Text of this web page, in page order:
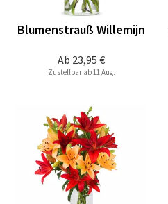
Ab 23,95 €
Blumenstrauß Willemijn
Zustellbar ab 11 Aug.